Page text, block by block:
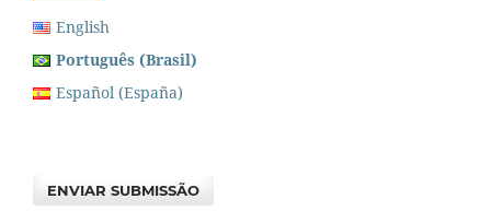
English
Português (Brasil)
Español (España)
ENVIAR SUBMISSÃO